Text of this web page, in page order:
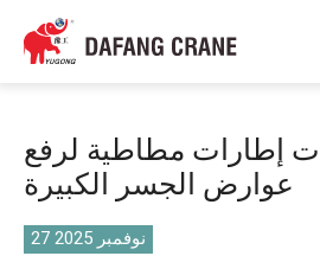
إطارات مطاطية لرفع
عوارض الجسر الكبيرة
27 نوفمبر 2025
Bahasa Indonesia
Bahasa Melayu
বাংলা
فارسی
Pilipino